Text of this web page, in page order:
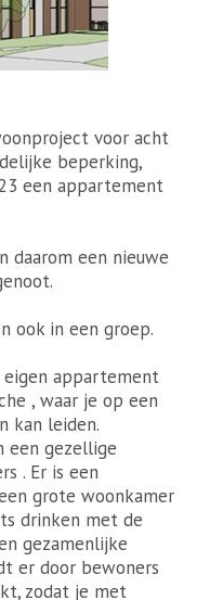
voor acht
beperking,
een appartement
daarom een nieuwe
ook in een groep.
eigen appartement
, waar je op een
kan leiden.
een gezellige
. Er is een
grote woonkamer
drinken met de
gezamenlijke
er door bewoners
zodat je met